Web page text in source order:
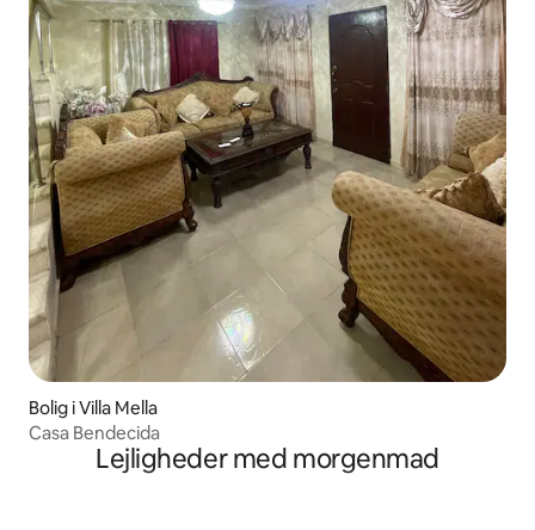
Bolig i Villa Mella
Casa Bendecida
Lejligheder med morgenmad